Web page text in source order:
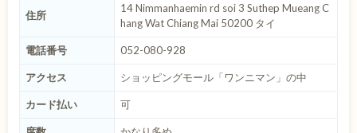
住所
14 Nimmanhaemin rd soi 3 Suthep Mueang C
hang Wat Chiang Mai 50200 タイ
電話番号 052-080-928
アクセス ショッピングモール「ワンニマン」の中
カード払い 可